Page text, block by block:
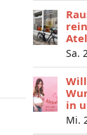
Sa.
in
Mi.